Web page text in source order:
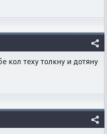
кол теху толкну и дотяну